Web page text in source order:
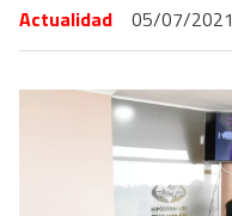
Actualidad
05/07/2021